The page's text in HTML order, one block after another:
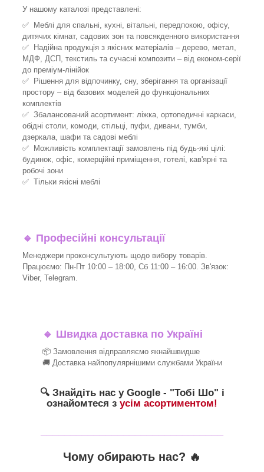
У нашому каталозі представлені:
✅ Меблі для спальні, кухні, вітальні, передпокою, офісу,
дитячих кімнат, садових зон та повсякденного використання
✅ Надійна продукція з якісних матеріалів – дерево, метал,
МДФ, ДСП, текстиль та сучасні композити – від економ-серії
до преміум-лінійок
✅ Рішення для відпочинку, сну, зберігання та організації
простору – від базових моделей до функціональних
комплектів
✅ Збалансований асортимент: ліжка, ортопедичні каркаси,
обідні столи, комоди, стільці, пуфи, дивани, тумби,
дзеркала, шафи та садові меблі
✅ Можливість комплектації замовлень під будь-які цілі:
будинок, офіс, комерційні приміщення, готелі, кав'ярні та
робочі зони
✅ Тільки якісні меблі
🔹 Професійні консультації
Менеджери проконсультують щодо вибору товарів.
Працюємо: Пн-Пт 10:00 – 18:00, Сб 11:00 – 16:00. Зв'язок:
Viber, Telegram.
🔹 Швидка доставка по Україні
📦 Замовлення відправляємо якнайшвидше
🚚 Доставка найпопулярнішими службами України
🔍 Знайдіть нас у Google - "Тобі Шо" і
ознайомтеся з усім асортиментом!
Чому обирають нас? 🔥